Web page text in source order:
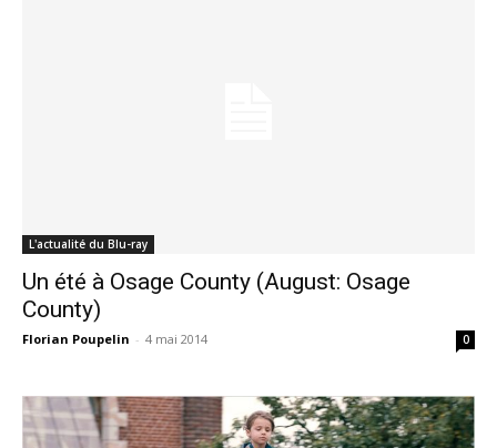
L'actualité du Blu-ray
Un été à Osage County (August: Osage
County)
Florian Poupelin - 4 mai 2014 0